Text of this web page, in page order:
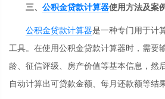
三、 公积金贷款计算器使用方法及案
公积金贷款计算器是一种专门用于计
工具。在使用公积金贷款计算器时，需要
龄、征信评级、房产价值等基本信息，然
自动计算出可贷款金额、每月还款额等结果